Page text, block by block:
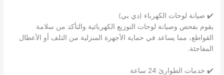
✔️ صيانة لوحات الكهرباء (دي بي)
يقوم بفحص وصيانة لوحات التوزيع الكهربائية والتأكد من سلامة
القواطع، مما يساعد في حماية الأجهزة المنزلية من التلف أو الأعطال
المفاجئة.
✔️ خدمات الطوارئ 24 ساعة